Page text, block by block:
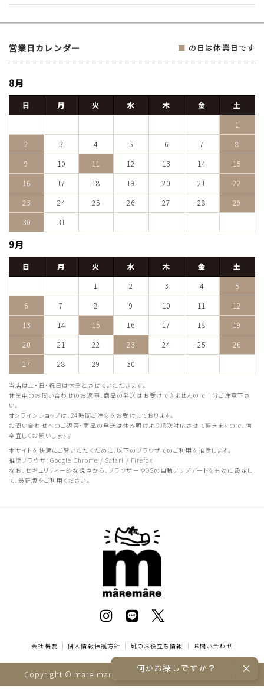
営業日カレンダー ■ の日は休業日です
8月
日 月 火 水 木 金
土
1
2
3 4 5 6 7
8
9
10 11 12 13 14
15
16
17 18 19 20 21
22
23
24 25 26 27 28
29
30
31
9月
日 月 火 水 木 金
土
1
2 3 4
5
6
7 8 9 10 11
12
13
14 15 16 17 18
19
20
21 22 23 24 25
26
27
28 29 30
当店は土・日・祝日は休業とさせていただきます。
休業中のお問い合わせのお返事、商品の発送はお受けできませんので十分ご注意下さ
い。
オンラインショップは、24時間ご注文をお受けしております。
お問い合わせへのご返答・商品の発送は休み明けより順次対応させて頂きますので、何
卒宜しくお願いします。
本サイトを快適にご覧いただくために、以下のブラウザでのご利用を推奨します。
推奨ブラウザ：Google Chrome / Safari / Firefox
なお、セキュリティー的な観点から、ブラウザーやOSの自動アップデートを有効に設定し
て、最新版をご利用ください。
会社概要 ｜個人情報保護方針 ｜ 靴のお役立ち情報 ｜ お問い合わせ
Copyright © mare mare online store All rights reserved.
何かお探しですか？